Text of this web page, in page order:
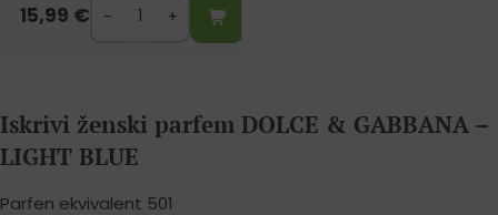
15,99 €
Iskrivi ženski parfem DOLCE & GABBANA –
LIGHT BLUE
Parfen ekvivalent 501